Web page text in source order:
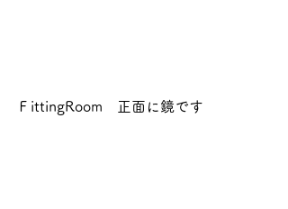
ＦittingRoom　正面に鏡です